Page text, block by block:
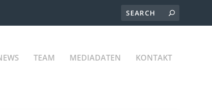
TEAM MEDIADATEN KONTAKT